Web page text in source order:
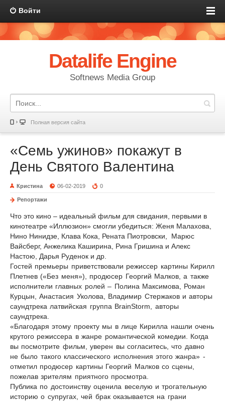
Войти
Datalife Engine
Softnews Media Group
Полная версия сайта
«Семь ужинов» покажут в
День Святого Валентина
Кристина 06-02-2019 0
Репортажи
Что это кино – идеальный фильм для свидания, первыми в
кинотеатре «Иллюзион» смогли убедиться: Женя Малахова,
Нино Нинидзе, Клава Кока, Рената Пиотровски, Марюс
Вайсберг, Анжелика Каширина, Рина Гришина и Алекс
Настою, Дарья Руденок и др.
Гостей премьеры приветствовали режиссер картины Кирилл
Плетнев («Без меня»), продюсер Георгий Малков, а также
исполнители главных ролей – Полина Максимова, Роман
Курцын, Анастасия Уколова, Владимир Стержаков и авторы
саундтрека латвийская группа BrainStorm, авторы
саундтрека.
«Благодаря этому проекту мы в лице Кирилла нашли очень
крутого режиссера в жанре романтической комедии. Когда
вы посмотрите фильм, уверен вы согласитесь, что давно
не было такого классического исполнения этого жанра» -
отметил продюсер картины Георгий Малков со сцены,
пожелав зрителям приятного просмотра.
Публика по достоинству оценила веселую и трогательную
историю о супругах, чей брак оказывается на грани